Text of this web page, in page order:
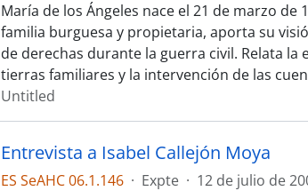
María de los Ángeles nace el 21 de marzo de
familia burguesa y propietaria, aporta su
de derechas durante la guerra civil. Relata la
tierras familiares y la intervención de las
Untitled
Entrevista a Isabel Callejón Moya
ES SeAHC 06.1.146 · Expte · 12 de julio de